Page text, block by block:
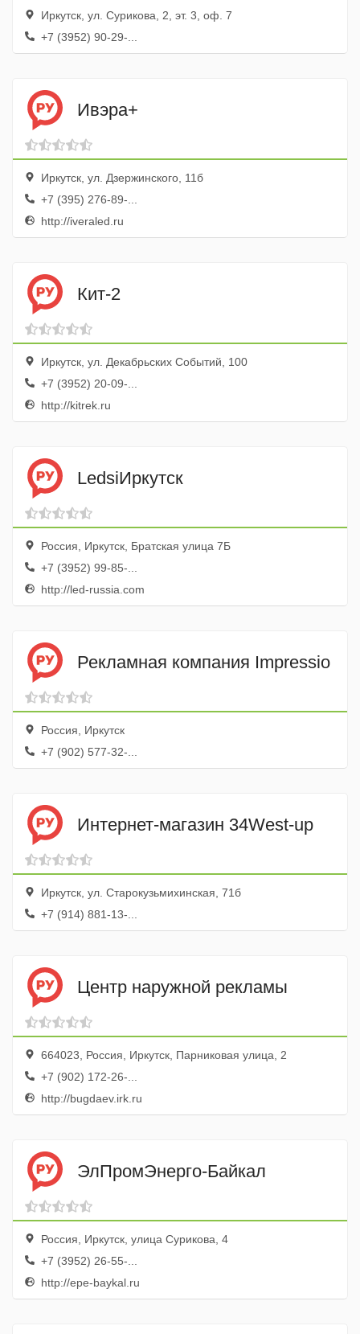
Иркутск, ул. Сурикова, 2, эт. 3, оф. 7
+7 (3952) 90-29-...
Ивэра+
Иркутск, ул. Дзержинского, 11б
+7 (395) 276-89-...
http://iveraled.ru
Кит-2
Иркутск, ул. Декабрьских Событий, 100
+7 (3952) 20-09-...
http://kitrek.ru
LedsiИркутск
Россия, Иркутск, Братская улица 7Б
+7 (3952) 99-85-...
http://led-russia.com
Рекламная компания Impressio
Россия, Иркутск
+7 (902) 577-32-...
Интернет-магазин 34West-up
Иркутск, ул. Старокузьмихинская, 71б
+7 (914) 881-13-...
Центр наружной рекламы
664023, Россия, Иркутск, Парниковая улица, 2
+7 (902) 172-26-...
http://bugdaev.irk.ru
ЭлПромЭнерго-Байкал
Россия, Иркутск, улица Сурикова, 4
+7 (3952) 26-55-...
http://epe-baykal.ru